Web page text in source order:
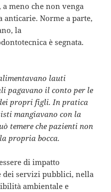
meno che non venga
anticarie. Norme a parte,
la
è segnata.
lauti
pagavano il conto per le
propri figli. In pratica
mangiavano con la
temere che pazienti non
propria bocca.
di impatto
dei servizi pubblici, nella
ambientale e